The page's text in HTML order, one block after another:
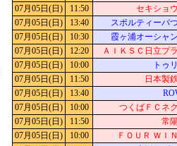
07月05日(日)
11:50
セキショ
07月05日(日)
13:40
スポルティーバ
07月05日(日)
10:30
霞ヶ浦オーシャ
07月05日(日)
12:20
ＡＩＫＳＣ日立プ
07月05日(日)
10:00
トゥ
07月05日(日)
11:50
日本製
07月05日(日)
13:40
07月05日(日)
10:00
つくばＦＣネ
07月05日(日)
11:50
常
07月05日(日)
10:00
ＦＯＵＲ ＷＩ